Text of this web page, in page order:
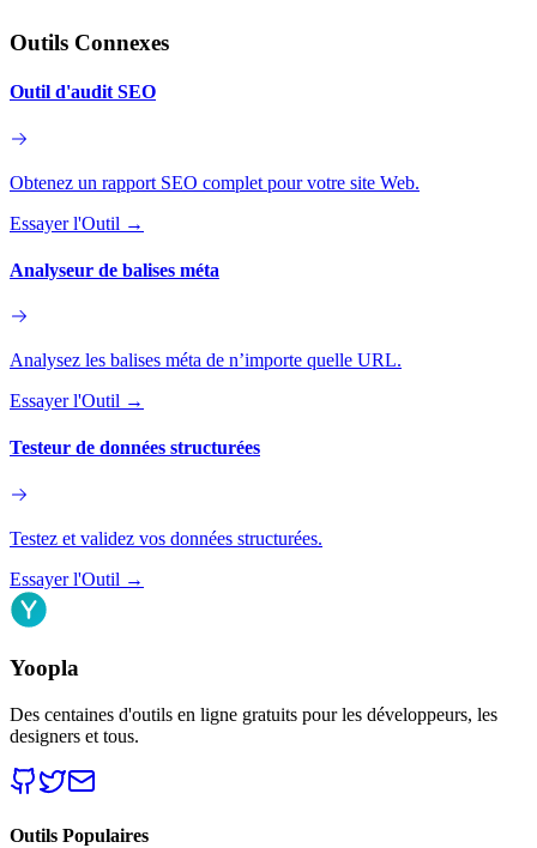
Outils Connexes
Outil d'audit SEO
Obtenez un rapport SEO complet pour votre site Web.
Essayer l'Outil →
Analyseur de balises méta
Analysez les balises méta de n’importe quelle URL.
Essayer l'Outil →
Testeur de données structurées
Testez et validez vos données structurées.
Essayer l'Outil →
Yoopla
Des centaines d'outils en ligne gratuits pour les développeurs, les
designers et tous.
Outils Populaires